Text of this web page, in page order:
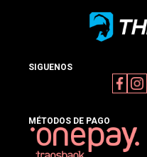
SIGUENOS
MÉTODOS DE PAGO